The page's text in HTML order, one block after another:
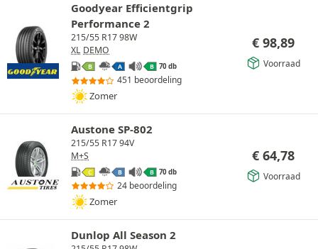
Goodyear Efficientgrip
Performance 2
215/55 R17 98W
XL DEMO
B A B 70 db
451 beoordeling
Zomer
€ 98,89
Voorraad
Austone SP-802
215/55 R17 94V
M+S
C B B 70 db
24 beoordeling
Zomer
€ 64,78
Voorraad
Dunlop All Season 2